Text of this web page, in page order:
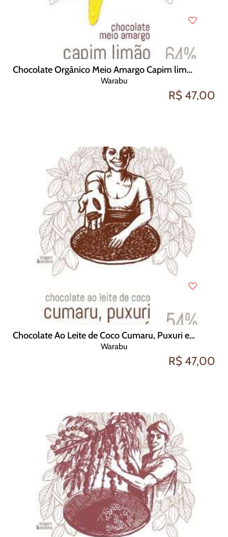
Chocolate Orgânico Meio Amargo Capim limão 64 cacau 70g
Warabu
R$ 47,00
Chocolate Ao Leite de Coco Cumaru, Puxuri e Guaraná 54 cacau 70g
Warabu
R$ 47,00